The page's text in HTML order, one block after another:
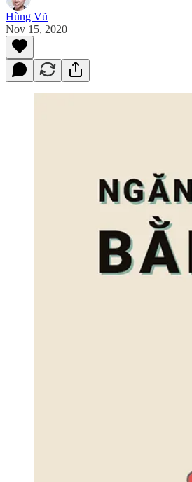
Hùng Vũ
Nov 15, 2020